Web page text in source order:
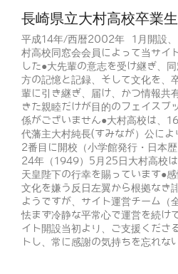
長崎県立大村高校卒業
平成14年/西暦2002年 1月開設、
村高校同窓会会員によって当サイ
した●大先輩の意志を受け継ぎ、
方の記憶と記録、そして文化を、
輩に引き継ぎ、届け、かつ情報共
きた親睦だけが目的のフェイスブ
係がございません●大村高校は、
代藩主大村純長(すみなが）公に
2番目に開校（小学館発行・日本
24年（1949）5月25日大村高校は
天皇陛下の行幸を賜っています●
文化を嫌う反日左翼から根拠なき
ようですが、サイト運営チーム（
怯まず冷静な平常心で運営を続け
イト開設当初より、ご支援くださ
トし、常に感謝の気持ちを忘れな